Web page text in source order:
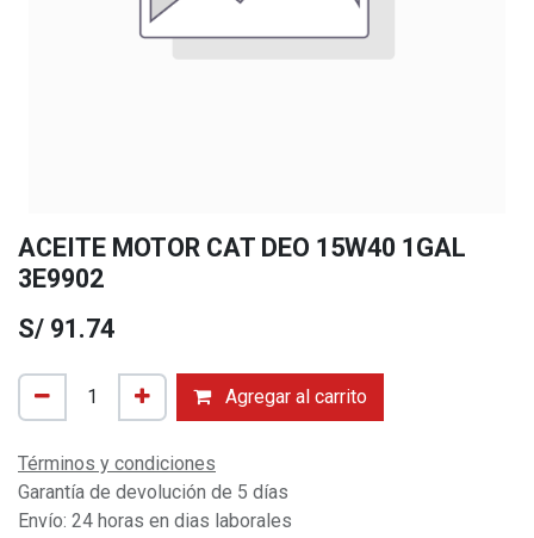
ACEITE MOTOR CAT DEO 15W40 1GAL
3E9902
S/ 91.74
Agregar al carrito
Términos y condiciones
Garantía de devolución de 5 días
Envío: 24 horas en dias laborales